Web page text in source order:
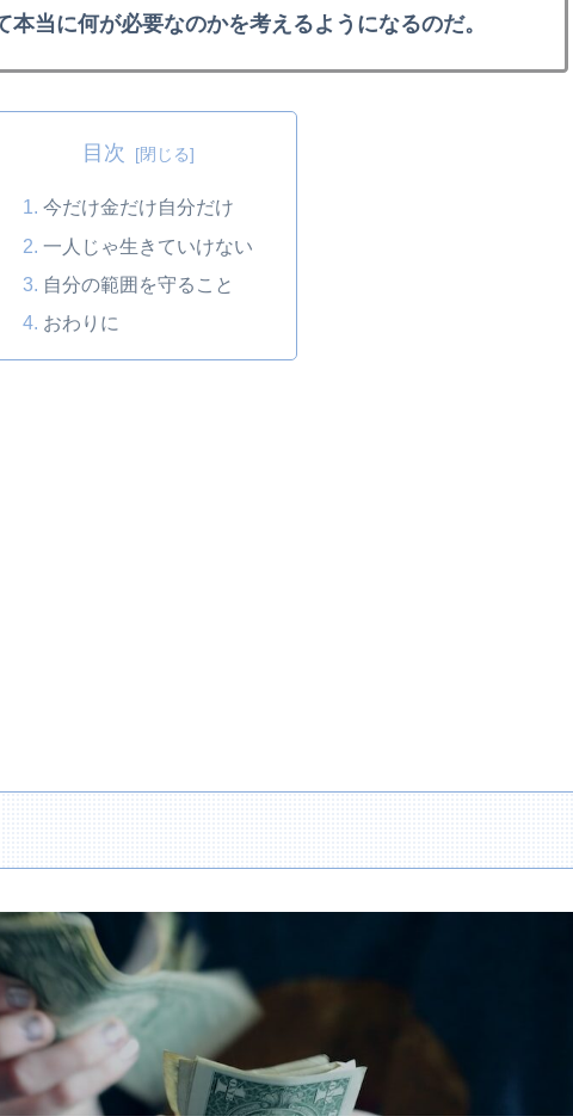
当に何が必要なのかを考えるようになるのだ。
目次
今だけ金だけ自分だけ
一人じゃ生きていけない
自分の範囲を守ること
おわりに